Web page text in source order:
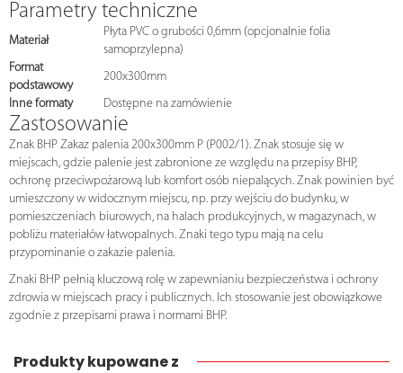
Parametry techniczne
Materiał
Płyta PVC o grubości 0,6mm (opcjonalnie folia
samoprzylepna)
Format
podstawowy
200x300mm
Inne formaty
Dostępne na zamówienie
Zastosowanie
Znak BHP Zakaz palenia 200x300mm P (P002/1). Znak stosuje się w
miejscach, gdzie palenie jest zabronione ze względu na przepisy BHP,
ochronę przeciwpożarową lub komfort osób niepalących. Znak powinien być
umieszczony w widocznym miejscu, np. przy wejściu do budynku, w
pomieszczeniach biurowych, na halach produkcyjnych, w magazynach, w
pobliżu materiałów łatwopalnych. Znaki tego typu mają na celu
przypominanie o zakazie palenia.
Znaki BHP pełnią kluczową rolę w zapewnianiu bezpieczeństwa i ochrony
zdrowia w miejscach pracy i publicznych. Ich stosowanie jest obowiązkowe
zgodnie z przepisami prawa i normami BHP.
Produkty kupowane z